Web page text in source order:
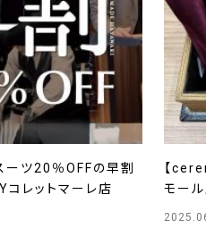
ーツ20％OFFの早割
コレットマーレ店
【
モー